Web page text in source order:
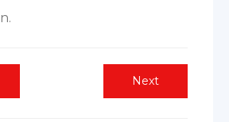
NextNext
post: